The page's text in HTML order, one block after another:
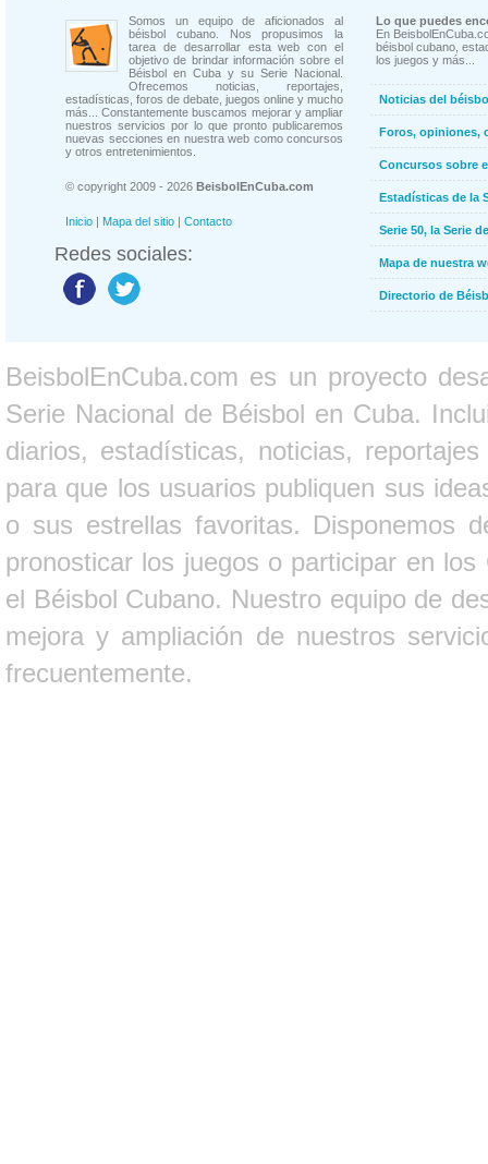
Somos un equipo de aficionados al
béisbol cubano. Nos propusimos la
tarea de desarrollar esta web con el
objetivo de brindar información sobre el
Béisbol en Cuba y su Serie Nacional.
Ofrecemos noticias, reportajes,
estadísticas, foros de debate, juegos online y mucho
más... Constantemente buscamos mejorar y ampliar
nuestros servicios por lo que pronto publicaremos
nuevas secciones en nuestra web como concursos
y otros entretenimientos.
© copyright 2009 - 2026 BeisbolEnCuba.com
Inicio | Mapa del sitio | Contacto
Redes sociales:
Lo que puedes
En
béisbol cubano,
los juegos y más...
Noticias del
Foros, opiniones,
Concursos sobre
Estadísticas de la
Serie 50, la Serie
Mapa de nuestra
Directorio de
BeisbolEnCuba.com es un proyecto
Serie Nacional de Béisbol en Cuba.
diarios, estadísticas, noticias,
para que los usuarios publiquen sus
o sus estrellas favoritas. Disponemos
pronosticar los juegos o participar en
el Béisbol Cubano. Nuestro equipo de
mejora y ampliación de nuestros
frecuentemente.